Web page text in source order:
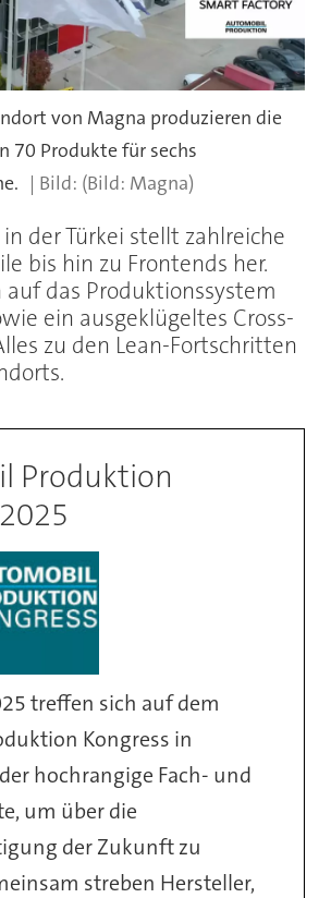
von Magna produzieren die
70 Produkte für sechs
(Bild: Magna)
der Türkei stellt zahlreiche
bis hin zu Frontends her.
das Produktionssystem
ein ausgeklügeltes Cross-
zu den Lean-Fortschritten
Produktion
treffen sich auf dem
Kongress in
hochrangige Fach- und
um über die
der Zukunft zu
streben Hersteller,